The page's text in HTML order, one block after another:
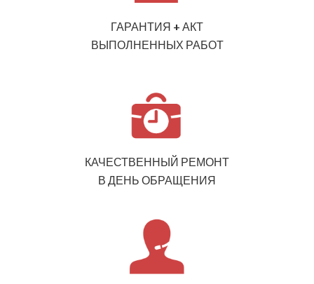
ГАРАНТИЯ + АКТ
ВЫПОЛНЕННЫХ РАБОТ
КАЧЕСТВЕННЫЙ РЕМОНТ
В ДЕНЬ ОБРАЩЕНИЯ